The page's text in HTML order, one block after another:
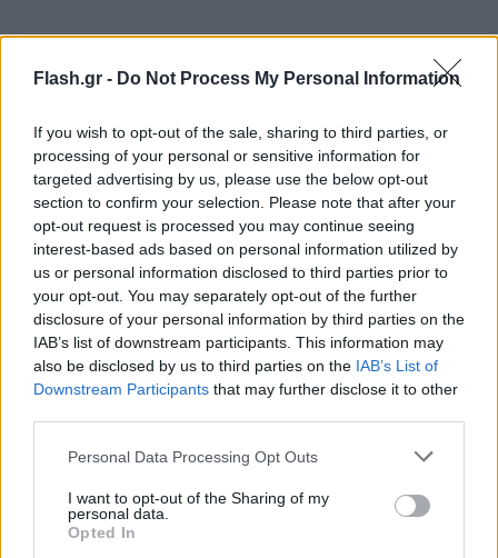
Flash.gr - Do Not Process My Personal Information
If you wish to opt-out of the sale, sharing to third parties, or
processing of your personal or sensitive information for
targeted advertising by us, please use the below opt-out
section to confirm your selection. Please note that after your
opt-out request is processed you may continue seeing
interest-based ads based on personal information utilized by
us or personal information disclosed to third parties prior to
your opt-out. You may separately opt-out of the further
disclosure of your personal information by third parties on the
IAB’s list of downstream participants. This information may
also be disclosed by us to third parties on the IAB’s List of
Downstream Participants that may further disclose it to other
Please note that this website/app uses one or more Google
not limited to your visit or usage behaviour. You may click to
grant or deny consent to Google and its third-party tags to
use your data for below specified purposes in below Google
Personal Data Processing Opt Outs
I want to opt-out of the Sharing of my
personal data.
Opted In
Η Διοίκηση της Attica Group στην οποία ανήκει το
πλοίο με ανακοίνωσή της δηλώνει συγκλονισμένη
από το τραγικό περιστατικό που έλαβε χώρα στο